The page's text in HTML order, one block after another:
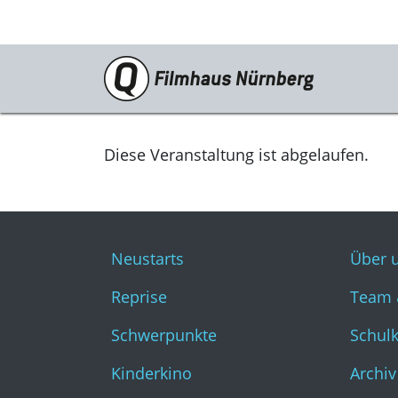
Programm
Neustarts
Kinderkino
Stummfilm
Cine International
Filmclub
Diese Veranstaltung ist abgelaufen.
Neustarts
Reprise
Schwerpunkte
Kinderkino
Über
Team
Archiv